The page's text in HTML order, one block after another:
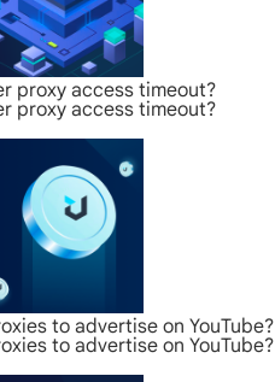
proxy access timeout?
proxy access timeout?
to advertise on YouTube?
to advertise on YouTube?